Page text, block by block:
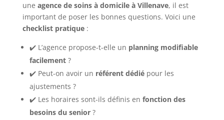
une agence de soins à domicile à Villenave, il est
important de poser les bonnes questions. Voici une
checklist pratique:
✔️ L’agence propose-t-elle un planning modifiable
facilement?
✔️ Peut-on avoir un référent dédiépour les
ajustements ?
✔️ Les horaires sont-ils définis en fonction des
besoins du senior?